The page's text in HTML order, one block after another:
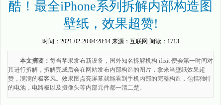
酷！最全iPhone系列拆解内部构造图
壁纸，效果超赞!
时间： 2021-02-20 04:28:14来源： 互联网 阅读：1713
本文摘要： 每当苹果发布新设备，国外知名拆解机构 ifixit 便会第一时间对
其进行拆解，拆解完成后会在网站发布内部构造的图片，拿来当壁纸效果超
赞，满满的极客风。效果图点亮屏幕就能看到手机内部的完整构造，包括独特
的电池，电路板以及摄像头等内部元件都一清二楚。